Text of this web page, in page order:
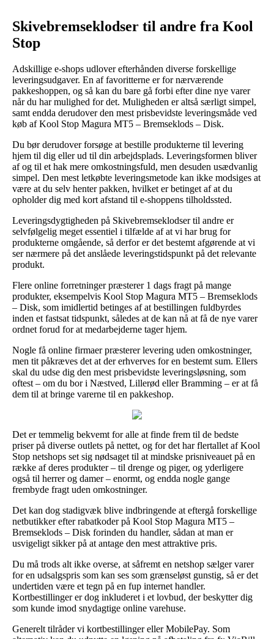
Skivebremseklodser til andre fra Kool
Stop
Adskillige e-shops udlover efterhånden diverse forskellige
leveringsudgaver. En af favoritterne er for nærværende
pakkeshoppen, og så kan du bare gå forbi efter dine nye varer
når du har mulighed for det. Muligheden er altså særligt simpel,
samt endda derudover den mest prisbevidste leveringsmåde ved
køb af Kool Stop Magura MT5 – Bremseklods – Disk.
Du bør derudover forsøge at bestille produkterne til levering
hjem til dig eller ud til din arbejdsplads. Leveringsformen bliver
af og til et hak mere omkostningsfuld, men desuden usædvanlig
simpel. Den mest letkøbte leveringsmetode kan ikke modsiges at
være at du selv henter pakken, hvilket er betinget af at du
opholder dig med kort afstand til e-shoppens tilholdssted.
Leveringsdygtigheden på Skivebremseklodser til andre er
selvfølgelig meget essentiel i tilfælde af at vi har brug for
produkterne omgående, så derfor er det bestemt afgørende at vi
ser nærmere på det anslåede leveringstidspunkt på det relevante
produkt.
Flere online forretninger præsterer 1 dags fragt på mange
produkter, eksempelvis Kool Stop Magura MT5 – Bremseklods
– Disk, som imidlertid betinges af at bestillingen fuldbyrdes
inden et fastsat tidspunkt, således at de kan nå at få de nye varer
ordnet forud for at medarbejderne tager hjem.
Nogle få online firmaer præsterer levering uden omkostninger,
men tit påkræves det at der erhverves for en bestemt sum. Ellers
skal du udse dig den mest prisbevidste leveringsløsning, som
oftest – om du bor i Næstved, Lillerød eller Bramming – er at få
dem til at bringe varerne til en pakkeshop.
Det er temmelig bekvemt for alle at finde frem til de bedste
priser på diverse outlets på nettet, og for det har flertallet af Kool
Stop netshops set sig nødsaget til at mindske prisniveauet på en
række af deres produkter – til drenge og piger, og yderligere
også til herrer og damer – enormt, og endda nogle gange
frembyde fragt uden omkostninger.
Det kan dog stadigvæk blive indbringende at eftergå forskellige
netbutikker efter rabatkoder på Kool Stop Magura MT5 –
Bremseklods – Disk forinden du handler, sådan at man er
usvigeligt sikker på at antage den mest attraktive pris.
Du må trods alt ikke overse, at såfremt en netshop sælger varer
for en udsalgspris som kan ses som grænseløst gunstig, så er det
undertiden være et tegn på en fup internet handler.
Kortbestillinger er dog inkluderet i et lovbud, der beskytter dig
som kunde imod snydagtige online varehuse.
Generelt tilråder vi kortbestillinger eller MobilePay. Som